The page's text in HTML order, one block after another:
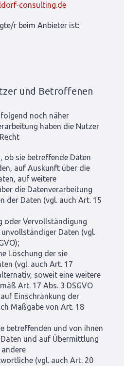
consulting.de
r beim Anbieter ist:
und Betroffenen
noch näher
haben die Nutzer
ob sie betreffende Daten
auf Auskunft über die
auf weitere
die Datenverarbeitung
der Daten (vgl. auch Art. 15
oder Vervollständigung
Daten (vgl.
Löschung der sie
(vgl. auch Art. 17
soweit eine weitere
Art. 17 Abs. 3 DSGVO
Einschränkung der
Maßgabe von Art. 18
betreffenden und von ihnen
und auf Übermittlung
(vgl. auch Art. 20